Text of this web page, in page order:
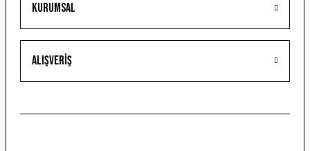
Kurumsal
Alışveriş